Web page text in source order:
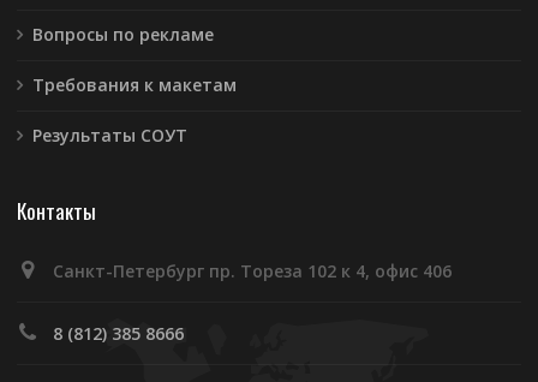
Вопросы по рекламе
Требования к макетам
Результаты СОУТ
Контакты
Санкт-Петербург пр. Тореза 102 к 4, офис 406
8 (812) 385 8666